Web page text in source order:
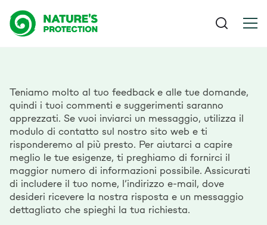
Teniamo molto al tuo feedback e alle tue domande,
quindi i tuoi commenti e suggerimenti saranno
apprezzati. Se vuoi inviarci un messaggio, utilizza il
modulo di contatto sul nostro sito web e ti
risponderemo al più presto. Per aiutarci a capire
meglio le tue esigenze, ti preghiamo di fornirci il
maggior numero di informazioni possibile. Assicurati
di includere il tuo nome, l’indirizzo e-mail, dove
desideri ricevere la nostra risposta e un messaggio
dettagliato che spieghi la tua richiesta.